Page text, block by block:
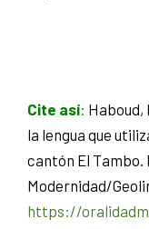
Cite así: Haboud,
la lengua que
cantón El Tambo.
Modernidad/
https://